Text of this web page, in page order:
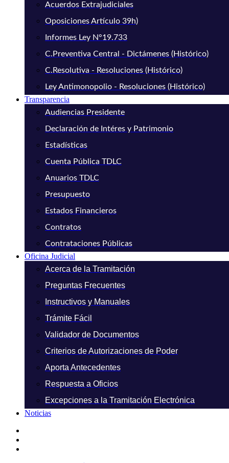
Acuerdos Extrajudiciales
Oposiciones Artículo 39h)
Informes Ley N°19.733
C.Preventiva Central - Dictámenes (Histórico)
C.Resolutiva - Resoluciones (Histórico)
Ley Antimonopolio - Resoluciones (Histórico)
Transparencia
Audiencias Presidente
Declaración de Intéres y Patrimonio
Estadísticas
Cuenta Pública TDLC
Anuarios TDLC
Presupuesto
Estados Financieros
Contratos
Contrataciones Públicas
Oficina Judicial
Acerca de la Tramitación
Preguntas Frecuentes
Instructivos y Manuales
Trámite Fácil
Validador de Documentos
Criterios de Autorizaciones de Poder
Aporta Antecedentes
Respuesta a Oficios
Excepciones a la Tramitación Electrónica
Noticias